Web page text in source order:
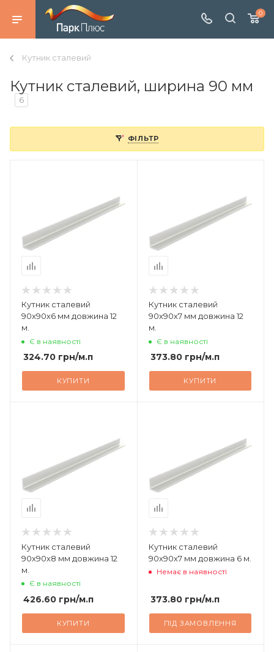
0
Кутник сталевий
Кутник сталевий, ширина 90 мм
6
ФІЛЬТР
Кутник сталевий
90х90х6 мм довжина 12
м.
Є в наявності
324.70 грн/м.п
КУПИТИ
Кутник сталевий
90х90х7 мм довжина 12
м.
Є в наявності
373.80грн/м.п
КУПИТИ
Кутник сталевий
90х90х8 мм довжина 12
м.
Є в наявності
426.60 грн/м.п
КУПИТИ
Кутник сталевий
90х90х7 мм довжина 6 м.
Немає в наявності
373.80грн/м.п
ПІД ЗАМОВЛЕННЯ